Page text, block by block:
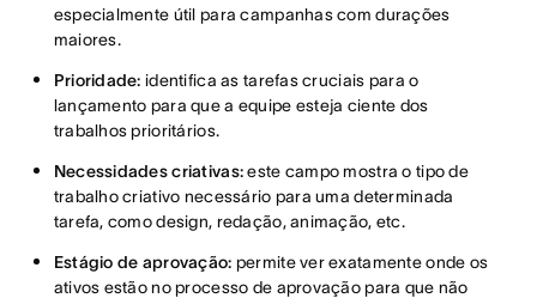
especialmente útil para campanhas com durações
maiores.
Prioridade:identifica as tarefas cruciais para o
lançamento para que a equipe esteja ciente dos
trabalhos prioritários.
Necessidades criativas:este campo mostra o tipo de
trabalho criativo necessário para uma determinada
tarefa, como design, redação, animação, etc.
Estágio de aprovação: permite ver exatamente onde os
ativos estão no processo de aprovação para que não